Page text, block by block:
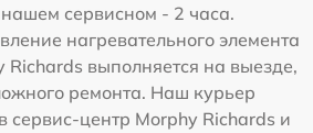
сервисном - 2 часа.
нагревательного элемента
Richards выполняется на выезде,
ремонта. Наш курьер
сервис-центр Morphy Richards и